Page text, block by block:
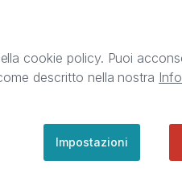
titolare di tutti i diritti di proprietà
cookie policy. Puoi
descritto nella nostra
Impostazioni